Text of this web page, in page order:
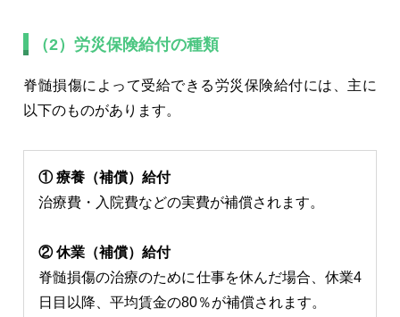
（2）労災保険給付の種類
脊髄損傷によって受給できる労災保険給付には、主に
以下のものがあります。
① 療養（補償）給付
治療費・入院費などの実費が補償されます。
② 休業（補償）給付
脊髄損傷の治療のために仕事を休んだ場合、休業4
日目以降、平均賃金の80％が補償されます。